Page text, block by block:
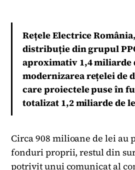
Rețele Electrice
distribuție din grupul
aproximativ 1,4 miliarde
modernizarea rețelei de
care proiectele puse în
totalizat 1,2 miliarde de
Circa 908 milioane de lei au
fonduri proprii, restul din
potrivit unui comunicat al